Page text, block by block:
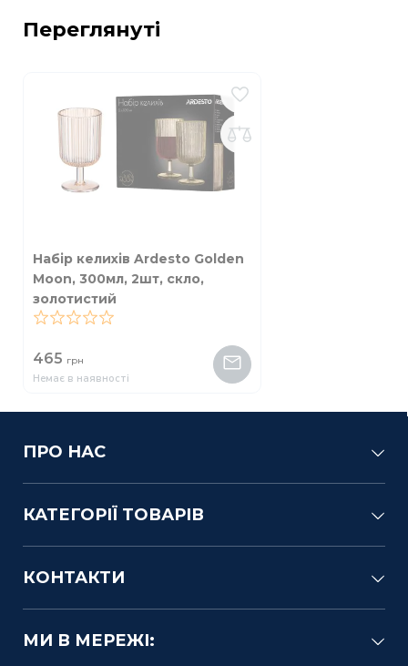
Переглянуті
Набір келихів Ardesto Golden
Moon, 300мл, 2шт, скло,
золотистий
465 грн
Немає в наявності
ПРО НАС
КАТЕГОРІЇ ТОВАРІВ
КОНТАКТИ
МИ В МЕРЕЖІ: